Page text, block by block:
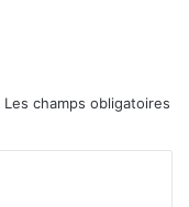
Les champs obligatoires